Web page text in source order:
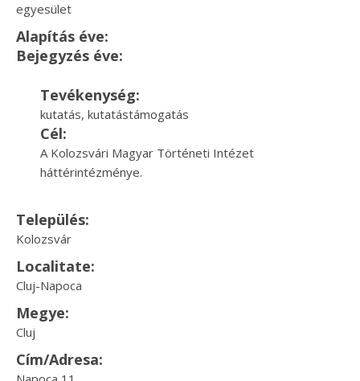
egyesület
Alapítás éve:
Bejegyzés éve:
Tevékenység:
kutatás, kutatástámogatás
Cél:
A Kolozsvári Magyar Történeti Intézet
háttérintézménye.
Település:
Kolozsvár
Localitate:
Cluj-Napoca
Megye:
Cluj
Cím/Adresa: